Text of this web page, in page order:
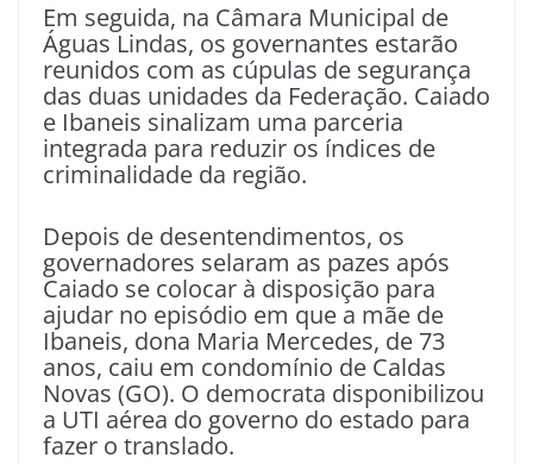
Em seguida, na Câmara Municipal de
Águas Lindas, os governantes estarão
reunidos com as cúpulas de segurança
das duas unidades da Federação. Caiado
e Ibaneis sinalizam uma parceria
integrada para reduzir os índices de
criminalidade da região.
Depois de desentendimentos, os
governadores selaram as pazes após
Caiado se colocar à disposição para
ajudar no episódio em que a mãe de
Ibaneis, dona Maria Mercedes, de 73
anos, caiu em condomínio de Caldas
Novas (GO). O democrata disponibilizou
a UTI aérea do governo do estado para
fazer o translado.